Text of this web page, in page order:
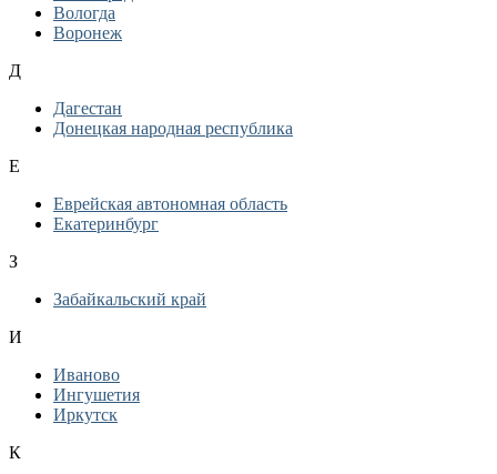
Вологда
Воронеж
Д
Дагестан
Донецкая народная республика
Е
Еврейская автономная область
Екатеринбург
З
Забайкальский край
И
Иваново
Ингушетия
Иркутск
К